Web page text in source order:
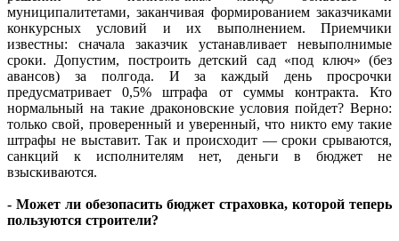
муниципалитетами, заканчивая формированием заказчиками
конкурсных условий и их выполнением. Приемчики
известны: сначала заказчик устанавливает невыполнимые
сроки. Допустим, построить детский сад «под ключ» (без
авансов) за полгода. И за каждый день просрочки
предусматривает 0,5% штрафа от суммы контракта. Кто
нормальный на такие драконовские условия пойдет? Верно:
только свой, проверенный и уверенный, что никто ему такие
штрафы не выставит. Так и происходит — сроки срываются,
санкций к исполнителям нет, деньги в бюджет не
взыскиваются.
- Может ли обезопасить бюджет страховка, которой теперь
пользуются строители?